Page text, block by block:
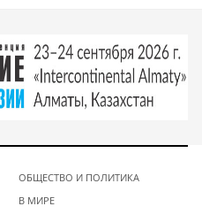
ОБЩЕСТВО И ПОЛИТИКА
В МИРЕ